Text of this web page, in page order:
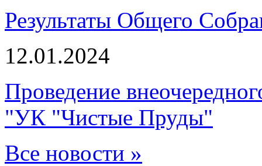
Результаты Общего
12.01.2024
Проведение
"УК "Чистые Пруды"
Все новости »